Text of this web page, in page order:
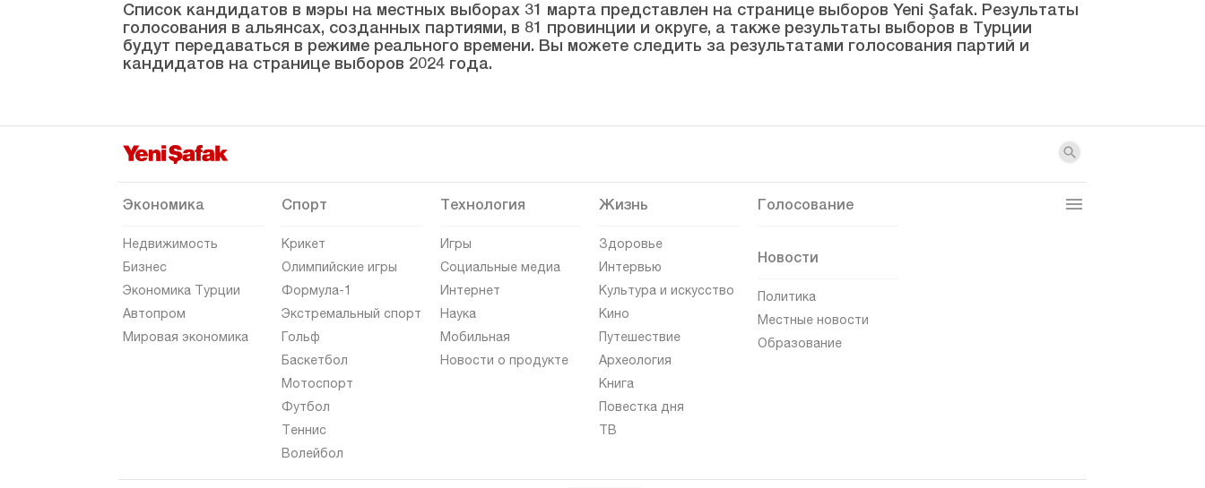
Нигде
Орду
Османие
Самсун
Шанлыурфа
Синоп
Шырнак
Сивас
Ушак
Список кандидатов в мэры на местных выборах 31 марта представлен на странице выборов Yeni Şafak. Результаты
голосования в альянсах, созданных партиями, в 81 провинции и округе, а также результаты выборов в Турции
будут передаваться в режиме реального времени. Вы можете следить за результатами голосования партий и
кандидатов на странице выборов 2024 года.
Экономика
Недвижимость
Бизнес
Экономика Турции
Автопром
Мировая экономика
Спорт
Крикет
Олимпийские игры
Формула-1
Экстремальный спорт
Гольф
Баскетбол
Мотоспорт
Футбол
Теннис
Волейбол
Технология
Игры
Социальные медиа
Интернет
Наука
Мобильная
Новости о продукте
Жизнь
Здоровье
Интервью
Культура и искусство
Кино
Путешествие
Археология
Книга
Повестка дня
ТВ
Голосование
Новости
Политика
Местные новости
Образование